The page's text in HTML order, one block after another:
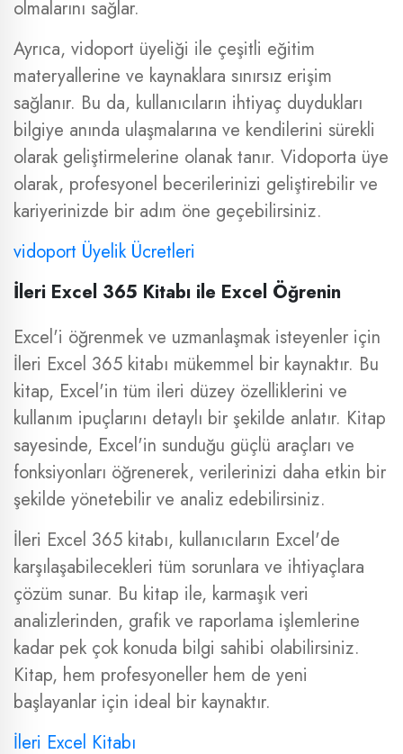
olmalarını sağlar.
Ayrıca, vidoport üyeliği ile çeşitli eğitim
materyallerine ve kaynaklara sınırsız erişim
sağlanır. Bu da, kullanıcıların ihtiyaç duydukları
bilgiye anında ulaşmalarına ve kendilerini sürekli
olarak geliştirmelerine olanak tanır. Vidoporta üye
olarak, profesyonel becerilerinizi geliştirebilir ve
kariyerinizde bir adım öne geçebilirsiniz.
vidoport Üyelik Ücretleri
İleri Excel 365 Kitabı ile Excel Öğrenin
Excel'i öğrenmek ve uzmanlaşmak isteyenler için
İleri Excel 365 kitabı mükemmel bir kaynaktır. Bu
kitap, Excel'in tüm ileri düzey özelliklerini ve
kullanım ipuçlarını detaylı bir şekilde anlatır. Kitap
sayesinde, Excel'in sunduğu güçlü araçları ve
fonksiyonları öğrenerek, verilerinizi daha etkin bir
şekilde yönetebilir ve analiz edebilirsiniz.
İleri Excel 365 kitabı, kullanıcıların Excel'de
karşılaşabilecekleri tüm sorunlara ve ihtiyaçlara
çözüm sunar. Bu kitap ile, karmaşık veri
analizlerinden, grafik ve raporlama işlemlerine
kadar pek çok konuda bilgi sahibi olabilirsiniz.
Kitap, hem profesyoneller hem de yeni
başlayanlar için ideal bir kaynaktır.
İleri Excel Kitabı